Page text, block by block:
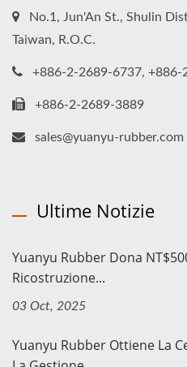
No.1, Jun'An St., Shulin
Taiwan, R.O.C.
+886-2-2689-6737, +886-
+886-2-2689-3889
sales@yuanyu-rubber.com
Ultime Notizie
Yuanyu Rubber Dona
Ricostruzione...
03 Oct, 2025
Yuanyu Rubber Ottiene La